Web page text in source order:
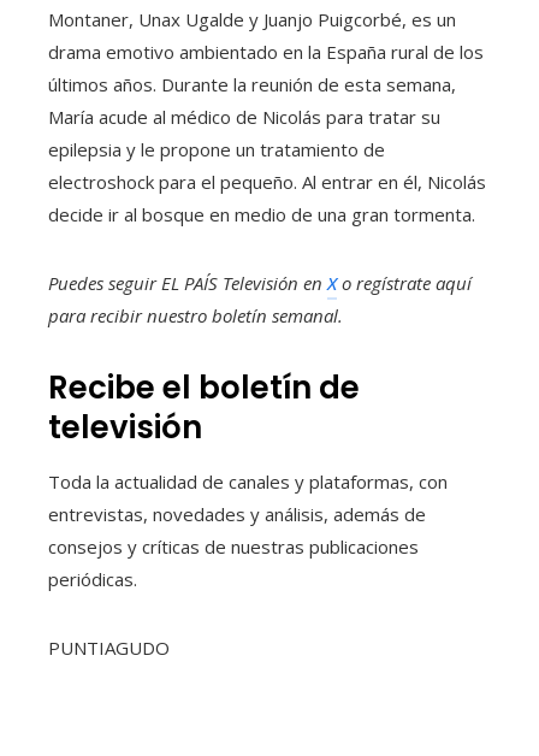
Montaner, Unax Ugalde y Juanjo Puigcorbé, es un
drama emotivo ambientado en la España rural de los
últimos años. Durante la reunión de esta semana,
María acude al médico de Nicolás para tratar su
epilepsia y le propone un tratamiento de
electroshock para el pequeño. Al entrar en él, Nicolás
decide ir al bosque en medio de una gran tormenta.
Puedes seguir EL PAÍS Televisión enXo regístrate aquí
para recibirnuestro boletín semanal.
Recibe el boletín de
televisión
Toda la actualidad de canales y plataformas, con
entrevistas, novedades y análisis, además de
consejos y críticas de nuestras publicaciones
periódicas.
PUNTIAGUDO